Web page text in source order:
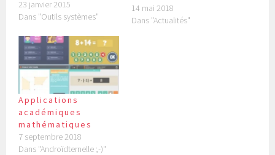
23 janvier 2015
Dans "Outils systèmes"
comme les enseignants
pourront accéder à
14 mai 2018
Dans "Actualités"
Applications
académiques
mathématiques
7 septembre 2018
Dans "Androïdternelle ;-)"